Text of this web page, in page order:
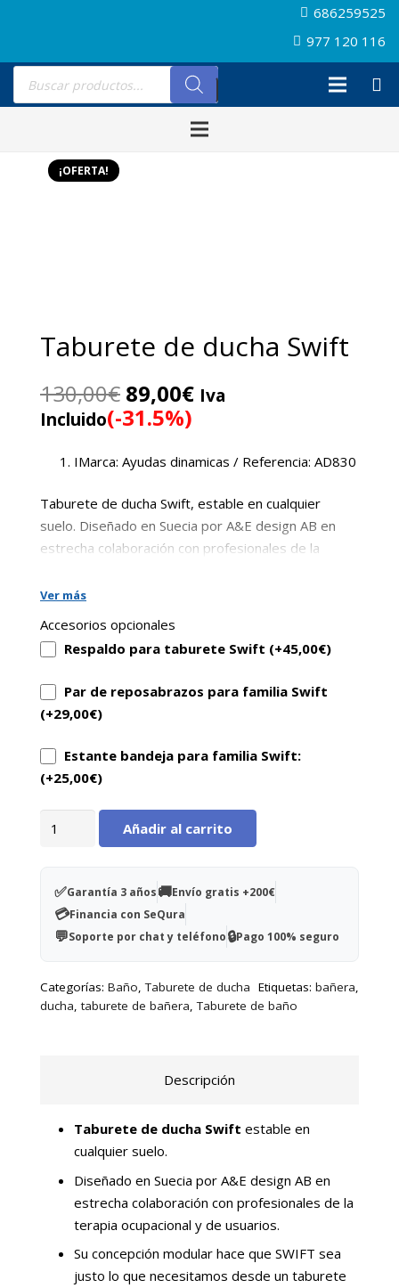
686259525
977 120 116
Búsqueda
productos
¡OFERTA!
Taburete de ducha Swift
130,00€ El
precio
original
era:
89,00€El
es:
Iva
Incluido(-31.5%)
IMarca: Ayudas dinamicas / Referencia: AD830
Taburete de ducha Swift, estable en cualquier
suelo. Diseñado en Suecia por A&E design AB en
estrecha colaboración con profesionales de la
Ver más
Accesorios opcionales
Respaldo para taburete Swift (+45,00€)
Par de reposabrazos para familia Swift
(+29,00€)
Estante bandeja para familia Swift:
(+25,00€)
Swift
cantidad
Añadir al carrito
✅Garantía 3 años🚚Envío gratis +200€
💳Financia con SeQura
💬Soporte por chat y teléfono🔒Pago 100% seguro
Categorías: Baño,Taburete de ducha Etiquetas: bañera,
ducha, taburete de bañera,Taburete de baño
Descripción
Taburete de ducha Swift estable en
cualquier suelo.
Diseñado en Suecia por A&E design AB en
estrecha colaboración con profesionales de la
terapia ocupacional y de usuarios.
Su concepción modular hace que SWIFT sea
justo lo que necesitamos desde un taburete